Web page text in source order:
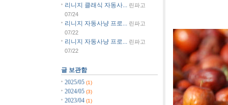
리니지 클래식 자동사...
린파고
07/24
리니지 자동사냥 프로...
린파고
07/22
리니지 자동사냥 프로...
린파고
07/22
글 보관함
2025/05 (1)
2024/05 (3)
2023/04 (1)